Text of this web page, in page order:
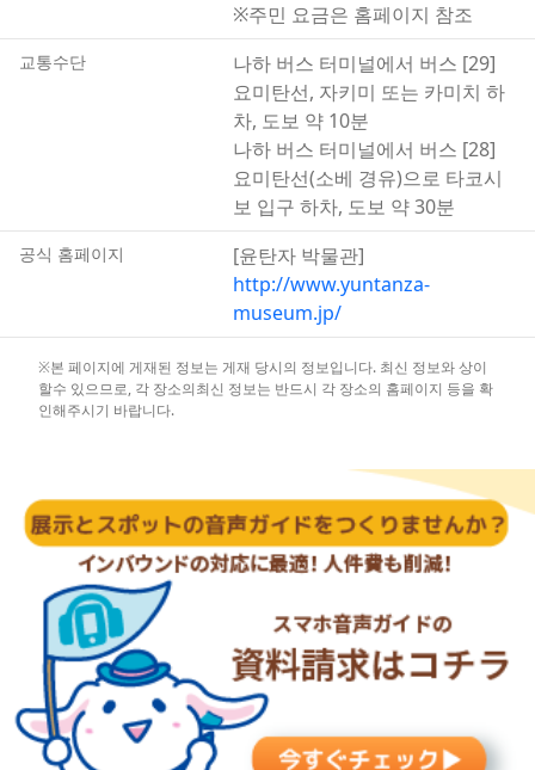
※주민 요금은 홈페이지 참조
교통수단
나하 버스 터미널에서 버스 [29]
요미탄선, 자키미 또는 카미치 하
차, 도보 약 10분
나하 버스 터미널에서 버스 [28]
요미탄선(소베 경유)으로 타코시
보 입구 하차, 도보 약 30분
공식 홈페이지
[윤탄자 박물관]
http://www.yuntanza-
museum.jp/
※본 페이지에 게재된 정보는 게재 당시의 정보입니다. 최신 정보와 상이
할수 있으므로, 각 장소의최신 정보는 반드시 각 장소의 홈페이지 등을 확
인해주시기 바랍니다.